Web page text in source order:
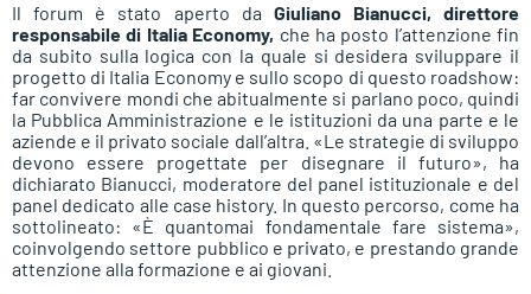
Il forum è stato aperto da Giuliano Bianucci, direttore
responsabile di Italia Economy, che ha posto l’attenzione fin
da subito sulla logica con la quale si desidera sviluppare il
progetto di Italia Economy e sullo scopo di questo roadshow:
far convivere mondi che abitualmente si parlano poco, quindi
la Pubblica Amministrazione e le istituzioni da una parte e le
aziende e il privato sociale dall’altra. «Le strategie di sviluppo
devono essere progettate per disegnare il futuro», ha
dichiarato Bianucci, moderatore del panel istituzionale e del
panel dedicato alle case history. In questo percorso, come ha
sottolineato: «È quantomai fondamentale fare sistema»,
coinvolgendo settore pubblico e privato, e prestando grande
attenzione alla formazione e ai giovani.